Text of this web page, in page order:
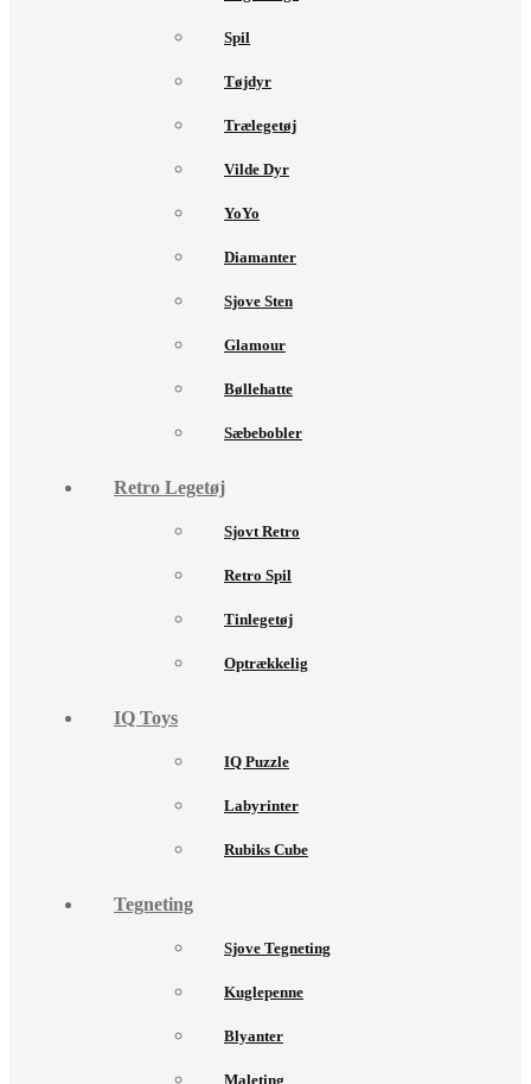
Spil
Tøjdyr
Trælegetøj
Vilde Dyr
YoYo
Diamanter
Sjove Sten
Glamour
Bøllehatte
Sæbebobler
Retro Legetøj
Sjovt Retro
Retro Spil
Tinlegetøj
Optrækkelig
IQ Toys
IQ Puzzle
Labyrinter
Rubiks Cube
Tegneting
Sjove Tegneting
Kuglepenne
Blyanter
Maleting